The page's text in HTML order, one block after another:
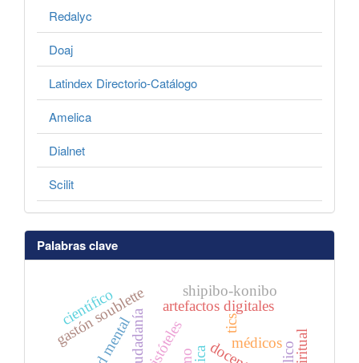
Redalyc
Doaj
Latindex Directorio-Catálogo
Amelica
Dialnet
Scilit
Palabras clave
ciudadaníaaristóteles
artefactos digitales
gastón soublette médicos
tics
shipibo-konibo
científico